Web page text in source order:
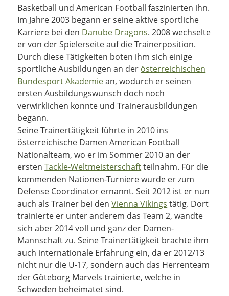
Basketball und American Football faszinierten ihn.
Im Jahre 2003 begann er seine aktive sportliche
Karriere bei den Danube Dragons. 2008 wechselte
er von der Spielerseite auf die Trainerposition.
Durch diese Tätigkeiten boten ihm sich einige
sportliche Ausbildungen an der österreichischen
Bundesport Akademiean, wodurch er seinen
ersten Ausbildungswunsch doch noch
verwirklichen konnte und Trainerausbildungen
begann.
Seine Trainertätigkeit führte in 2010 ins
österreichische Damen American Football
Nationalteam, wo er im Sommer 2010 an der
erstenTackle-Weltmeisterschaftteilnahm. Für die
kommenden Nationen-Turniere wurde er zum
Defense Coordinator ernannt. Seit 2012 ist er nun
auch als Trainer bei denVienna Vikings tätig. Dort
trainierte er unter anderem das Team 2, wandte
sich aber 2014 voll und ganz der Damen-
Mannschaft zu. Seine Trainertätigkeit brachte ihm
auch internationale Erfahrung ein, da er 2012/13
nicht nur die U-17, sondern auch das Herrenteam
der Göteborg Marvels trainierte, welche in
Schweden beheimatet sind.